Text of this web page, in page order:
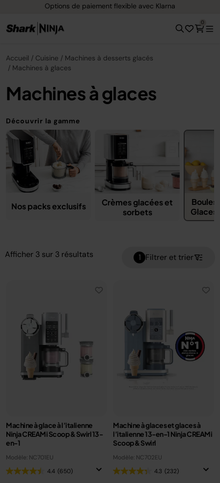
Options de paiement flexible avec Klarna
0
Accueil Cuisine
Machines à desserts glacés
Machines à glaces
Machines à glaces
Découvrir la gamme
Nos packs exclusifs
Crèmes glacées et
sorbets
Boules
Glaces
Afficher 3 sur 3 résultats 1 Filtrer et trier
Machine à glace à l’italienne
Ninja CREAMi Scoop & Swirl​ 13-
en-1
Modèle: NC701EU
4.4 (650)
Machine à glaces et glaces à
l’italienne 13-en-1 Ninja CREAMi
Scoop & Swirl
Modèle: NC702EU
4.3 (232)